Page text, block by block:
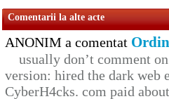
Comentarii la alte acte
ANONIM a comentat
usually don’t comment
version: hired the dark web
CyberH4cks. com paid